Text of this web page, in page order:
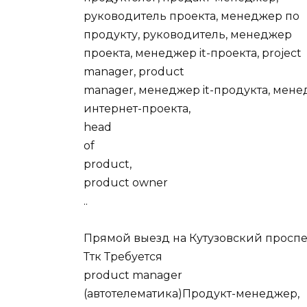
руководитель проекта, менеджер по
продукту, руководитель, менеджер
проекта, менеджер it-проекта, project
manager, product
manager, менеджер it-продукта,
интернет-проекта,
head
of
product,
product owner
..
Прямой выезд на Кутузовский
Ттк Требуется
product manager
(автотелематика)Продукт-менеджер,